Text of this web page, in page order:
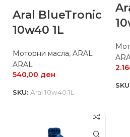
Aral BlueTronic
10w40 1L
Моторни масла, ARAL
ARAL
540,00 ден
SKU: Aral 10w40 1L